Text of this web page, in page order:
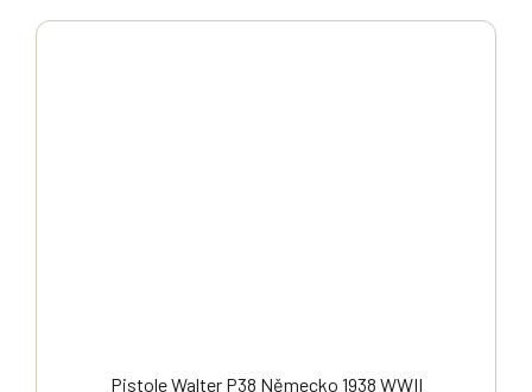
Pistole Walter P38 Německo 1938 WWII